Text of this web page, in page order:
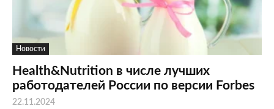
Новости
Health&Nutrition в числе лучших
работодателей России по версии Forbes
22.11.2024